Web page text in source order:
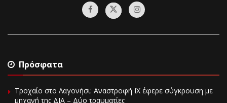
Πρόσφατα
Τροχαίο στο Λαγονήσι: Αναστροφή ΙΧ έφερε σύγκρουση με
μηχανή της ΔΙΑ – Δύο τραυματίες